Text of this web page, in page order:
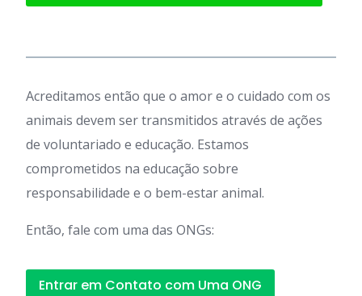
Acreditamos então que o amor e o cuidado com os
animais devem ser transmitidos através de ações
de voluntariado e educação. Estamos
comprometidos na educação sobre
responsabilidade e o bem-estar animal.
Então, fale com uma das ONGs:
Entrar em Contato com Uma ONG